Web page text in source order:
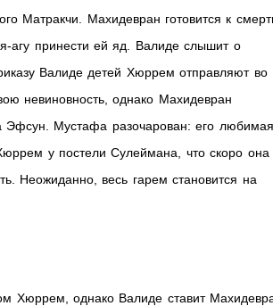
Матракчи. Махидевран готовится к
агу принести ей яд. Валиде слышит о
Валиде детей Хюррем отправляют во
невиновность, однако Махидевран
Эфсун. Мустафа разочарован: его любимая
у постели Сулеймана, что скоро она
Неожиданно, весь гарем становится на
Хюррем, однако Валиде ставит